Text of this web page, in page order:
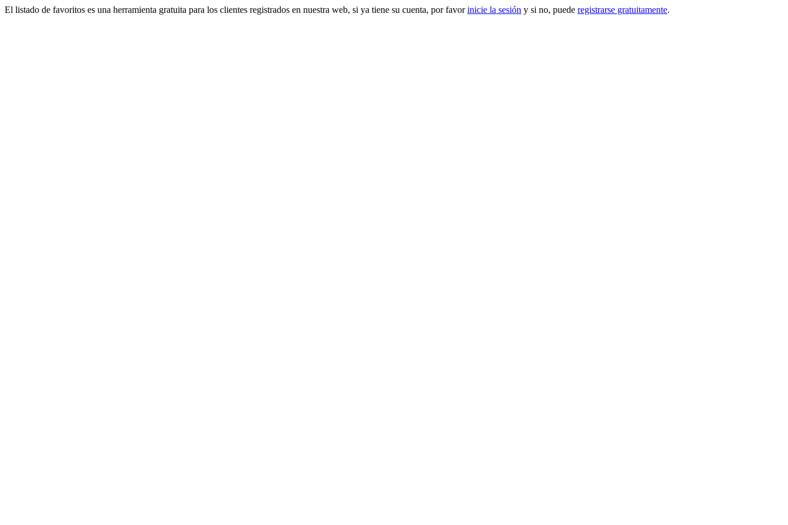
El listado de favoritos es una herramienta gratuita para los clientes registrados en nuestra web, si ya tiene su cuenta, por favorinicie la sesión y si no, puede registrarse gratuitamente.